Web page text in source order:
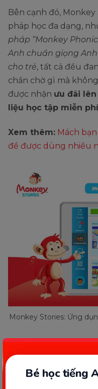
Bé học tiếng
Bên cạnh đó,
pháp học đa dạng,
pháp “Monkey
Anh chuẩn giọng
cho trẻ, tất cả đều
chần chờ gì mà
được nhận ưu đãi
liệu học tập miễn phí
Xem thêm: Mách
đề được dùng nhiều
Monkey Stories: Ứng
Một số lưu ý
trẻ 6 tuổi